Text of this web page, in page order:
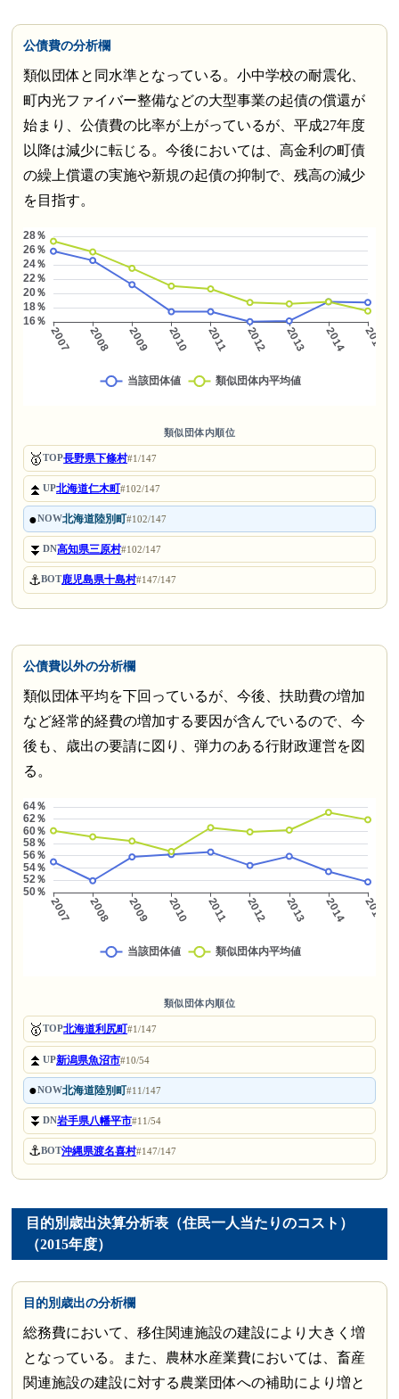
公債費の分析欄
類似団体と同水準となっている。小中学校の耐震化、
町内光ファイバー整備などの大型事業の起債の償還が
始まり、公債費の比率が上がっているが、平成27年度
以降は減少に転じる。今後においては、高金利の町債
の繰上償還の実施や新規の起債の抑制で、残高の減少
を目指す。
類似団体内順位
🥇TOP長野県下條村#1/147
⏫UP北海道仁木町#102/147
●NOW北海道陸別町#102/147
⏬DN高知県三原村#102/147
⚓BOT鹿児島県十島村#147/147
公債費以外の分析欄
類似団体平均を下回っているが、今後、扶助費の増加
など経常的経費の増加する要因が含んでいるので、今
後も、歳出の要請に図り、弾力のある行財政運営を図
る。
類似団体内順位
🥇TOP北海道利尻町#1/147
⏫UP新潟県魚沼市#10/54
●NOW北海道陸別町#11/147
⏬DN岩手県八幡平市#11/54
⚓BOT沖縄県渡名喜村#147/147
目的別歳出決算分析表（住民一人当たりのコスト）
（2015年度）
目的別歳出の分析欄
総務費において、移住関連施設の建設により大きく増
となっている。また、農林水産業費においては、畜産
関連施設の建設に対する農業団体への補助により増と